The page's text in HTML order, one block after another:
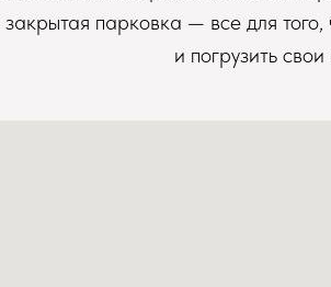
закрытая парковка — все для
и погрузить свои